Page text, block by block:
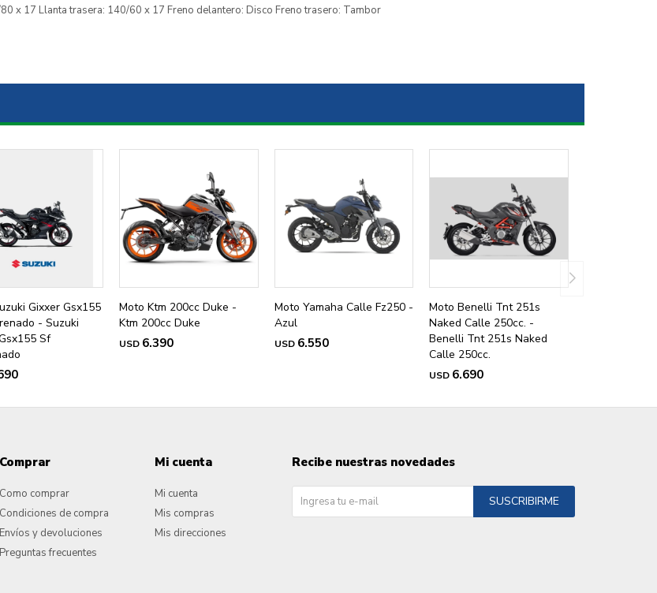
x 17 Llanta trasera: 140/60 x 17 Freno delantero: Disco Freno trasero: Tambor
Gixxer Gsx155
- Suzuki
Sf
Moto Ktm 200cc Duke -
Ktm 200cc Duke
USD 6.390
Moto Yamaha Calle Fz250 -
Azul
USD 6.550
Moto Benelli Tnt 251s
Naked Calle 250cc. -
Benelli Tnt 251s Naked
Calle 250cc.
USD 6.690
Comprar
Como comprar
Condiciones de compra
Envíos y devoluciones
Preguntas frecuentes
Mi cuenta
Mi cuenta
Mis compras
Mis direcciones
Recibe nuestras novedades
SUSCRIBIRME